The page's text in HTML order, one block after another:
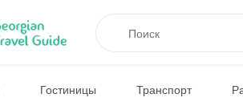
Гостиницы Транспорт